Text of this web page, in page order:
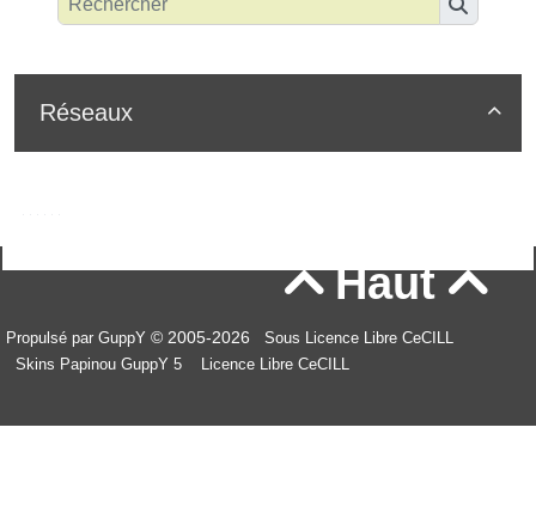

Réseaux
Haut
Propulsé par GuppY © 2005-2026
Sous Licence Libre CeCILL
Skins Papinou GuppY 5
Licence Libre CeCILL